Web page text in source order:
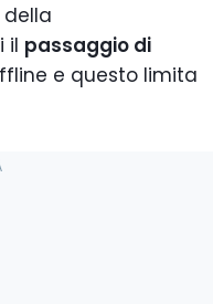
della
il passaggio di
e questo limita